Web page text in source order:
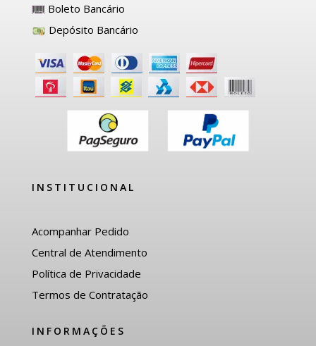
Boleto Bancário
Depósito Bancário
INSTITUCIONAL
Acompanhar Pedido
Central de Atendimento
Política de Privacidade
Termos de Contratação
INFORMAÇÕES